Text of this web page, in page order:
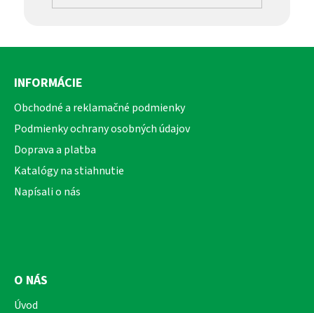
Z
INFORMÁCIE
Obchodné a reklamačné podmienky
Podmienky ochrany osobných údajov
Doprava a platba
Katalógy na stiahnutie
Napísali o nás
O NÁS
Úvod